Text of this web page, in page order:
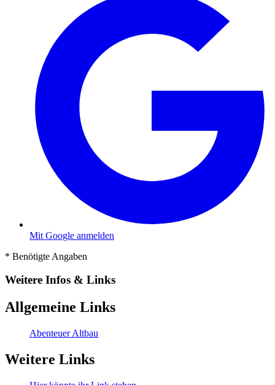
Mit Google anmelden
* Benötigte Angaben
Weitere Infos & Links
Allgemeine Links
Abenteuer Altbau
Weitere Links